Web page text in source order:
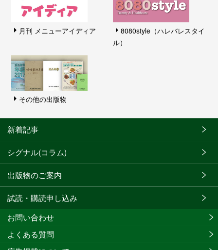
月刊 メニューアイディア
8080style（ハレバレスタイ
ル）
その他の出版物
新着記事
シグナル(コラム)
出版物のご案内
試読・購読申し込み
お問い合わせ
よくある質問